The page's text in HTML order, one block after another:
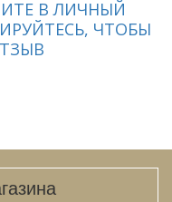
В ЛИЧНЫЙ
ЧТОБЫ